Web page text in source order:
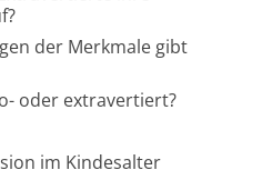
der Merkmale gibt
oder extravertiert?
im Kindesalter